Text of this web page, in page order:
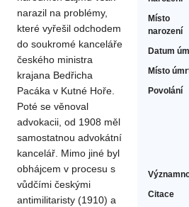
Místo
narození
Datum
Místo
Povolání
Citace
narazil na problémy,
které vyřešil odchodem
do soukromé kanceláře
českého ministra
krajana Bedřicha
Pacáka v Kutné Hoře.
Poté se věnoval
advokacii, od 1908 měl
samostatnou advokátní
kancelář. Mimo jiné byl
obhájcem v procesu s
vůdčími českými
antimilitaristy (1910) a